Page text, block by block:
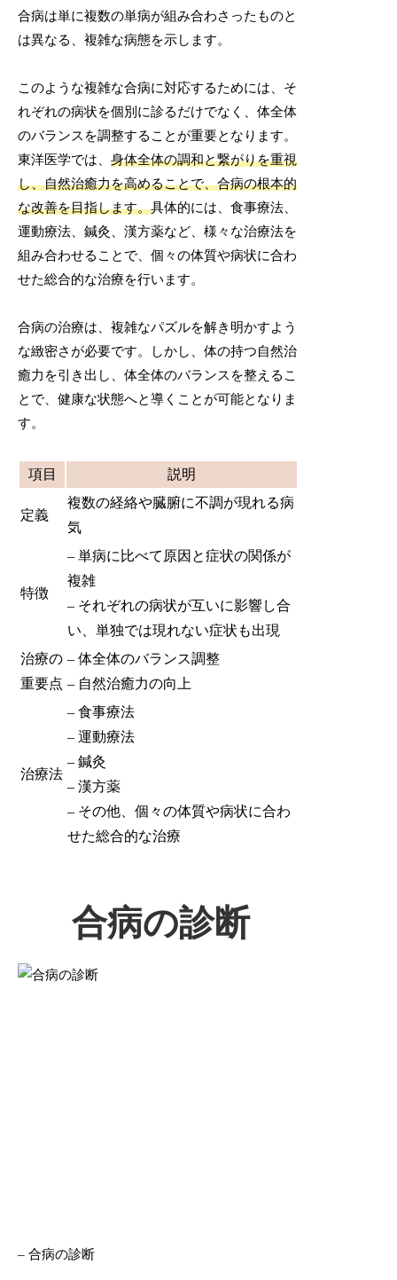
合病は単に複数の単病が組み合わさったものと
は異なる、複雑な病態を示します。
このような複雑な合病に対応するためには、そ
れぞれの病状を個別に診るだけでなく、体全体
のバランスを調整することが重要となります。
東洋医学では、身体全体の調和と繋がりを重視
し、自然治癒力を高めることで、合病の根本的
な改善を目指します。具体的には、食事療法、
運動療法、鍼灸、漢方薬など、様々な治療法を
組み合わせることで、個々の体質や病状に合わ
せた総合的な治療を行います。
合病の治療は、複雑なパズルを解き明かすよう
な緻密さが必要です。しかし、体の持つ自然治
癒力を引き出し、体全体のバランスを整えるこ
とで、健康な状態へと導くことが可能となりま
す。
項目 説明
定義
複数の経絡や臓腑に不調が現れる病
気
特徴
– 単病に比べて原因と症状の関係が
複雑
– それぞれの病状が互いに影響し合
い、単独では現れない症状も出現
治療の
重要点
– 体全体のバランス調整
– 自然治癒力の向上
治療法
– 食事療法
– 運動療法
– 鍼灸
– 漢方薬
– その他、個々の体質や病状に合わ
せた総合的な治療
合病の診断
– 合病の診断